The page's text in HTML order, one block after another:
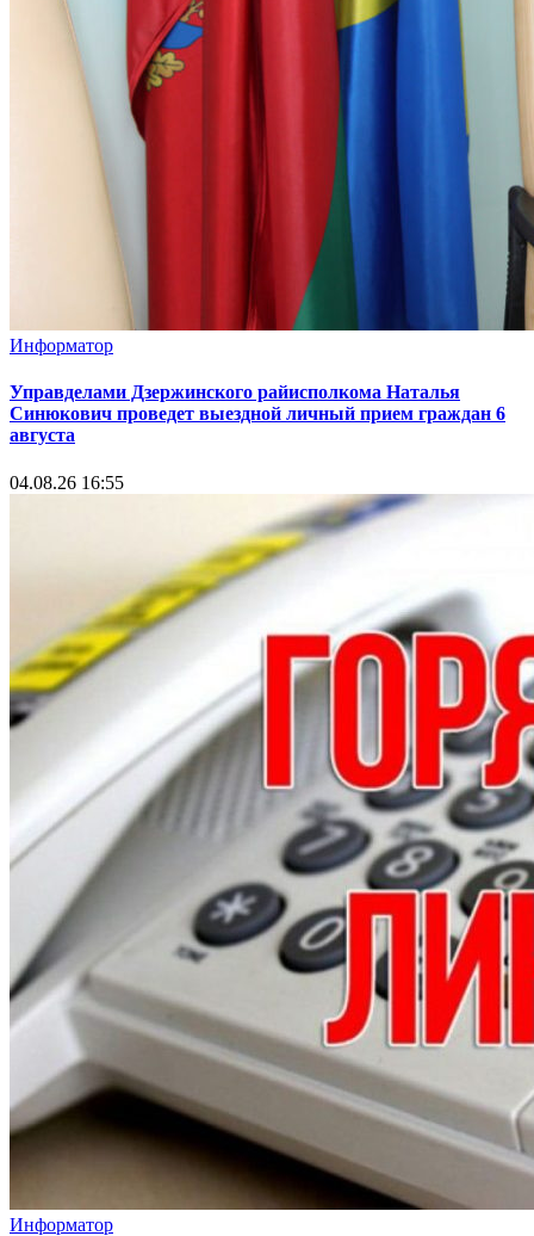
Информатор
Управделами Дзержинского райисполкома Наталья
Синюкович проведет выездной личный прием граждан 6
августа
04.08.26 16:55
Информатор